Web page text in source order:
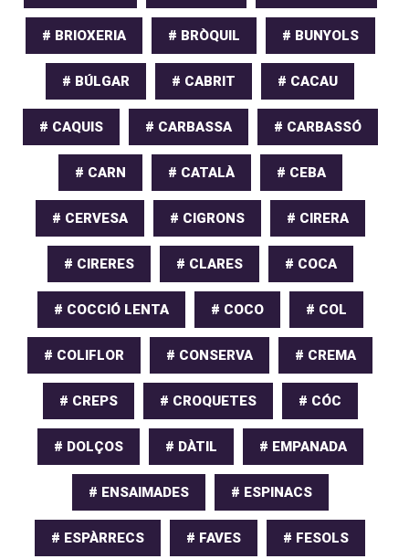
# BRIOXERIA # BRÒQUIL # BUNYOLS
# BÚLGAR # CABRIT # CACAU
# CAQUIS # CARBASSA # CARBASSÓ
# CARN # CATALÀ # CEBA
# CERVESA # CIGRONS # CIRERA
# CIRERES # CLARES # COCA
# COCCIÓ LENTA # COCO # COL
# COLIFLOR # CONSERVA # CREMA
# CREPS # CROQUETES # CÓC
# DOLÇOS # DÀTIL # EMPANADA
# ENSAIMADES # ESPINACS
# ESPÀRRECS # FAVES # FESOLS